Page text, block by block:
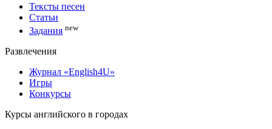
Тексты песен
Статьи
Задания new
Развлечения
Журнал «English4U»
Игры
Конкурсы
Курсы английского в городах